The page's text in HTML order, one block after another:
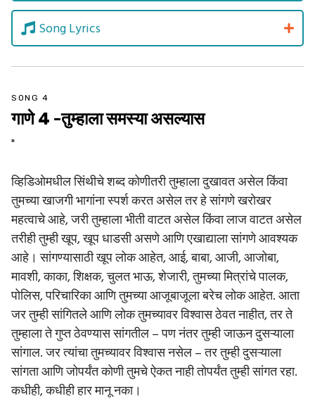
Song Lyrics
SONG 4
गाणे 4 -तुम्हाला समस्या असल्यास
"
व्हिडिओमधील सिंथीचे शब्द कोणीतरी तुम्हाला दुखावत असेल किंवा
तुमच्या खाजगी भागांना स्पर्श करत असेल तर हे सांगणे खरोखर
महत्वाचे आहे, जरी तुम्हाला भीती वाटत असेल किंवा लाज वाटत असेल
तरीही तुम्ही खूप, खूप धाडसी असणे आणि एखाद्याला सांगणे आवश्यक
आहे। सांगण्यासाठी खूप लोक आहेत, आई, बाबा, आजी, आजोबा,
मावशी, काका, शिक्षक, चुलत भाऊ, शेजारी, तुमच्या मित्रांचे पालक,
पोलिस, परिचारिका आणि तुमच्या आजूबाजूला बरेच लोक आहेत. आता
जर तुम्ही सांगितले आणि लोक तुमच्यावर विश्वास ठेवत नाहीत, तर ते
तुम्हाला ते गुप्त ठेवण्यास सांगतील – पण नंतर तुम्ही जाऊन दुसऱ्याला
सांगाल. जर त्यांचा तुमच्यावर विश्वास नसेल – तर तुम्ही दुसऱ्याला
सांगता आणि जोपर्यंत कोणी तुमचे ऐकत नाही तोपर्यंत तुम्ही सांगत रहा.
कधीही, कधीही हार मानू नका।